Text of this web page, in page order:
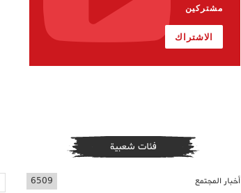
مشتركين
الاشتراك
فئات شعبية
أخبار المجتمع 6509